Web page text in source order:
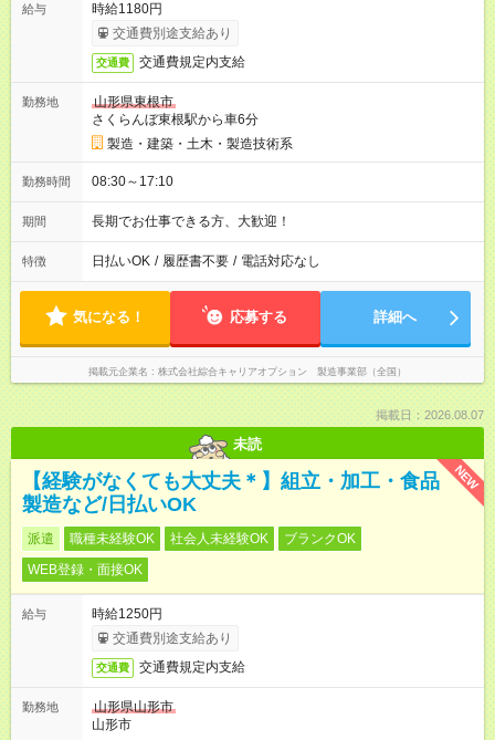
給与
時給1180円
交通費別途支給あり
交通費 交通費規定内支給
勤務地
山形県東根市
さくらんぼ東根駅から車6分
製造・建築・土木・製造技術系
勤務時間 08:30～17:10
期間 長期でお仕事できる方、大歓迎！
特徴 日払いOK / 履歴書不要 / 電話対応なし
気になる！ 応募する 詳細へ
掲載元企業名 株式会社綜合キャリアオプション 製造事業部（全国）
掲載日：2026.08.07
未読
NEW
【経験がなくても大丈夫＊】組立・加工・食品
製造など/日払いOK
派遣 職種未経験OK 社会人未経験OK
ブランクOK
WEB登録・面接OK
給与
時給1250円
交通費別途支給あり
交通費 交通費規定内支給
勤務地
山形県山形市
山形市